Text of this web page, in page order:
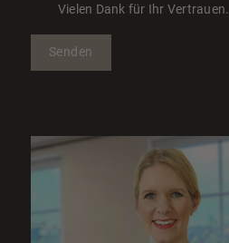
Vielen Dank für Ihr Vertrauen.
Senden